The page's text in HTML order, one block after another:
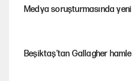
Medya soruşturmasında
Beşiktaş’tan Gallagher